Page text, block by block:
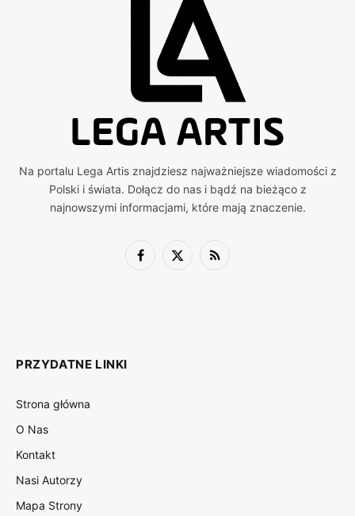
Na portalu Lega Artis znajdziesz najważniejsze wiadomości z
Polski i świata. Dołącz do nas i bądź na bieżąco z
najnowszymi informacjami, które mają znaczenie.
Facebook
X
RSS
PRZYDATNE LINKI
Strona główna
O Nas
Kontakt
Nasi Autorzy
Mapa Strony